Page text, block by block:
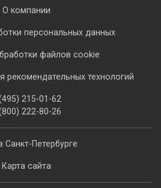
Санкт-Петербурге
Карта сайта
О компании
персональных данных
файлов cookie
рекомендательных технологий
215-01-62
222-80-26